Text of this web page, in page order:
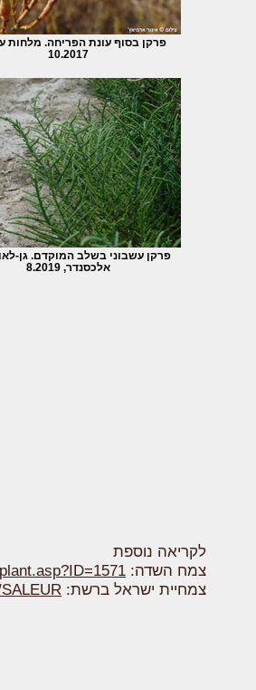
פרקן בסוף עונת הפריחה. מלחות
10.2017
פרקן עשבוני בשלב המוקדם. גן-
אלכסנדר, 8.2019
לקריאה נוספת
צמח השדה:
צמחיית ישראל ברשת: